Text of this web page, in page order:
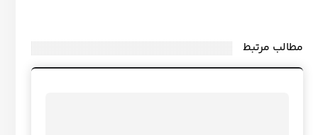
مطالب مرتبط